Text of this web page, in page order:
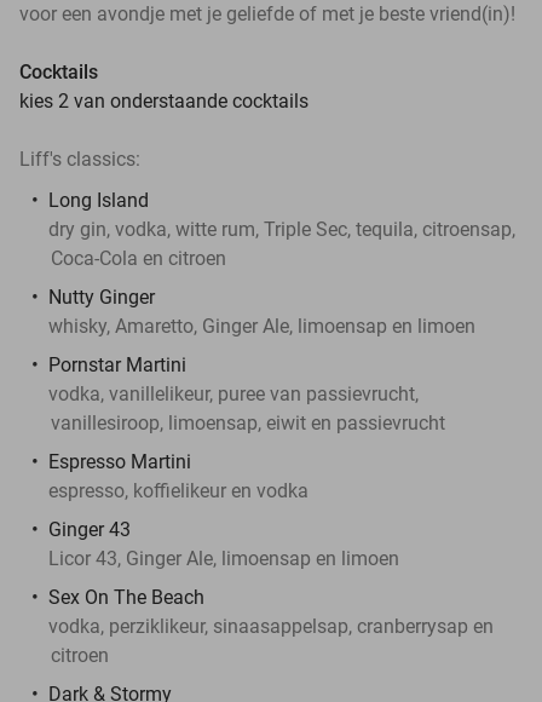
voor een avondje met je geliefde of met je beste vriend(in)!
Cocktails
kies 2 van onderstaande cocktails
Liff's classics:
Long Island
dry gin, vodka, witte rum, Triple Sec, tequila, citroensap,
Coca-Cola en citroen
Nutty Ginger
whisky, Amaretto, Ginger Ale, limoensap en limoen
Pornstar Martini
vodka, vanillelikeur, puree van passievrucht,
vanillesiroop, limoensap, eiwit en passievrucht
Espresso Martini
espresso, koffielikeur en vodka
Ginger 43
Licor 43, Ginger Ale, limoensap en limoen
Sex On The Beach
vodka, perziklikeur, sinaasappelsap, cranberrysap en
citroen
Dark & Stormy